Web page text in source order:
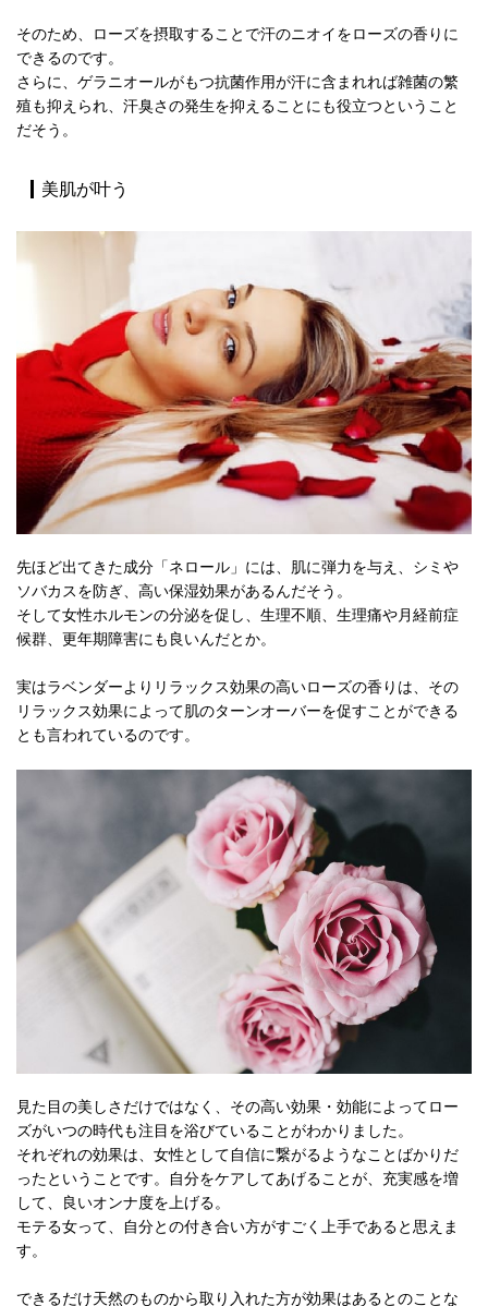
そのため、ローズを摂取することで汗のニオイをローズの香りに
できるのです。
さらに、ゲラニオールがもつ抗菌作用が汗に含まれれば雑菌の繁
殖も抑えられ、汗臭さの発生を抑えることにも役立つということ
だそう。
美肌が叶う
先ほど出てきた成分「ネロール」には、肌に弾力を与え、シミや
ソバカスを防ぎ、高い保湿効果があるんだそう。
そして女性ホルモンの分泌を促し、生理不順、生理痛や月経前症
候群、更年期障害にも良いんだとか。
実はラベンダーよりリラックス効果の高いローズの香りは、その
リラックス効果によって肌のターンオーバーを促すことができる
とも言われているのです。
見た目の美しさだけではなく、その高い効果・効能によってロー
ズがいつの時代も注目を浴びていることがわかりました。
それぞれの効果は、女性として自信に繋がるようなことばかりだ
ったということです。自分をケアしてあげることが、充実感を増
して、良いオンナ度を上げる。
モテる女って、自分との付き合い方がすごく上手であると思えま
す。
できるだけ天然のものから取り入れた方が効果はあるとのことな